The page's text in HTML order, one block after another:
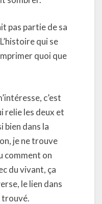
pas partie de sa
qui se
quoi que
c’est
relie les deux et
bien dans la
je ne trouve
comment on
du vivant, ça
le lien dans
trouvé.